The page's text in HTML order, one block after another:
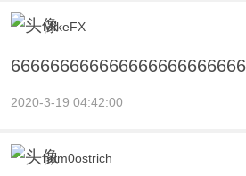
MikeFX
2020-3-19 04:42:00
hum0ostrich